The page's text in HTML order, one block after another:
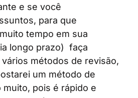
e se você
para que
tempo em sua
longo prazo) faça
métodos de revisão,
um método de
pois é rápido e